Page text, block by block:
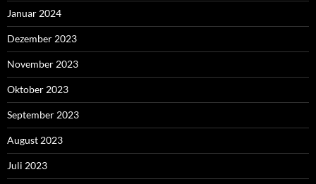
Januar 2024
Dezember 2023
November 2023
Oktober 2023
September 2023
August 2023
Juli 2023